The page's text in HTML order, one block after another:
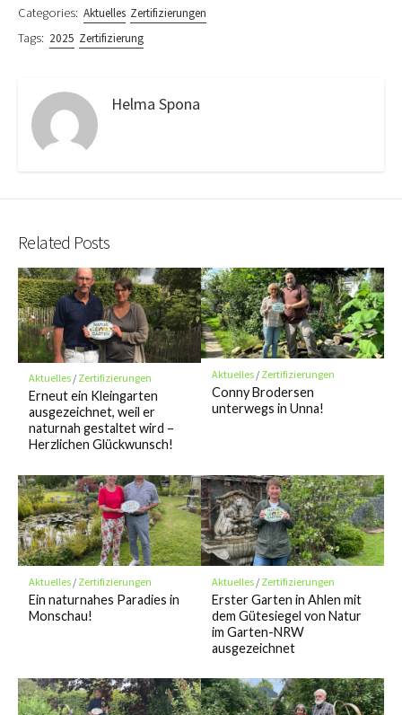
Categories: Aktuelles Zertifizierungen
Tags: 2025 Zertifizierung
Helma Spona
Related Posts
Aktuelles/ Zertifizierungen
Erneut ein Kleingarten
ausgezeichnet, weil er
naturnah gestaltet wird –
Herzlichen Glückwunsch!
Aktuelles/ Zertifizierungen
Conny Brodersen
unterwegs in Unna!
Aktuelles/ Zertifizierungen
Ein naturnahes Paradies in
Monschau!
Aktuelles/ Zertifizierungen
Erster Garten in Ahlen mit
dem Gütesiegel von Natur
im Garten-NRW
ausgezeichnet